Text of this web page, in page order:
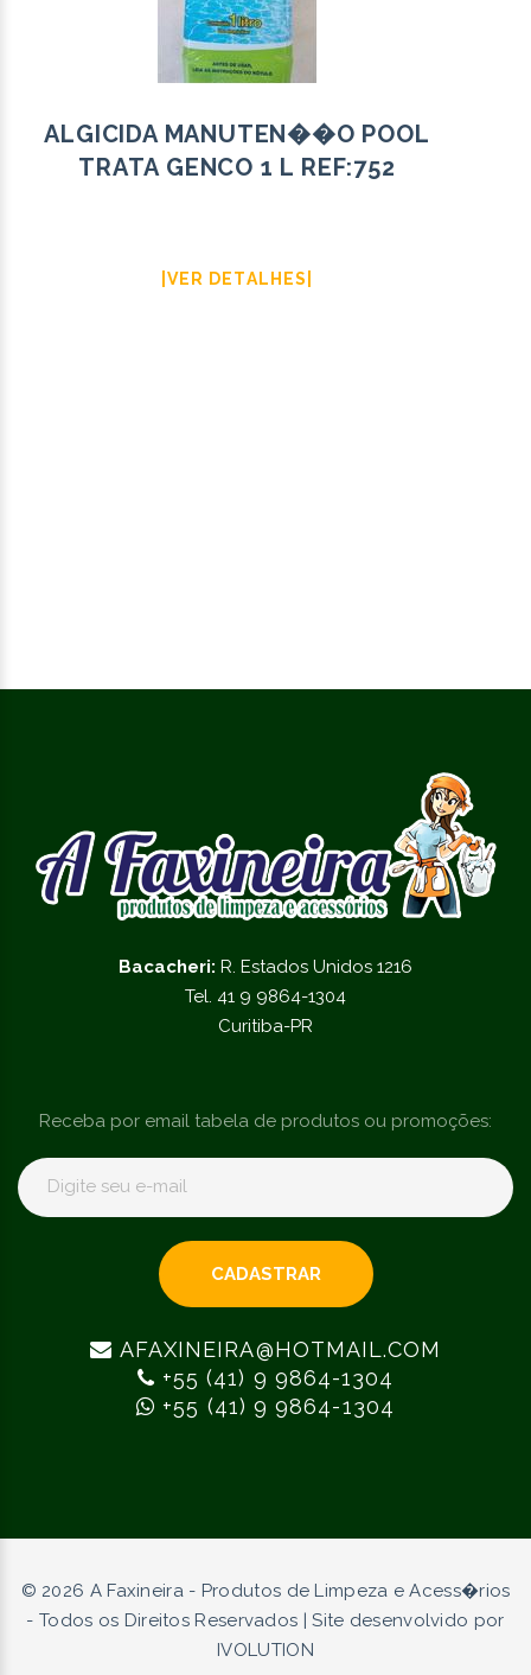
ALGICIDA MANUTEN��O POOL
TRATA GENCO 1 L REF:752
|VER DETALHES|
Bacacheri: R. Estados Unidos 1216
Tel. 41 9 9864-1304
Curitiba-PR
Receba por email tabela de produtos ou promoções:
CADASTRAR
AFAXINEIRA@HOTMAIL.COM
+55 (41) 9 9864-1304
+55 (41) 9 9864-1304
© 2026 A Faxineira - Produtos de Limpeza e Acess�rios
- Todos os Direitos Reservados | Site desenvolvido por
IVOLUTION